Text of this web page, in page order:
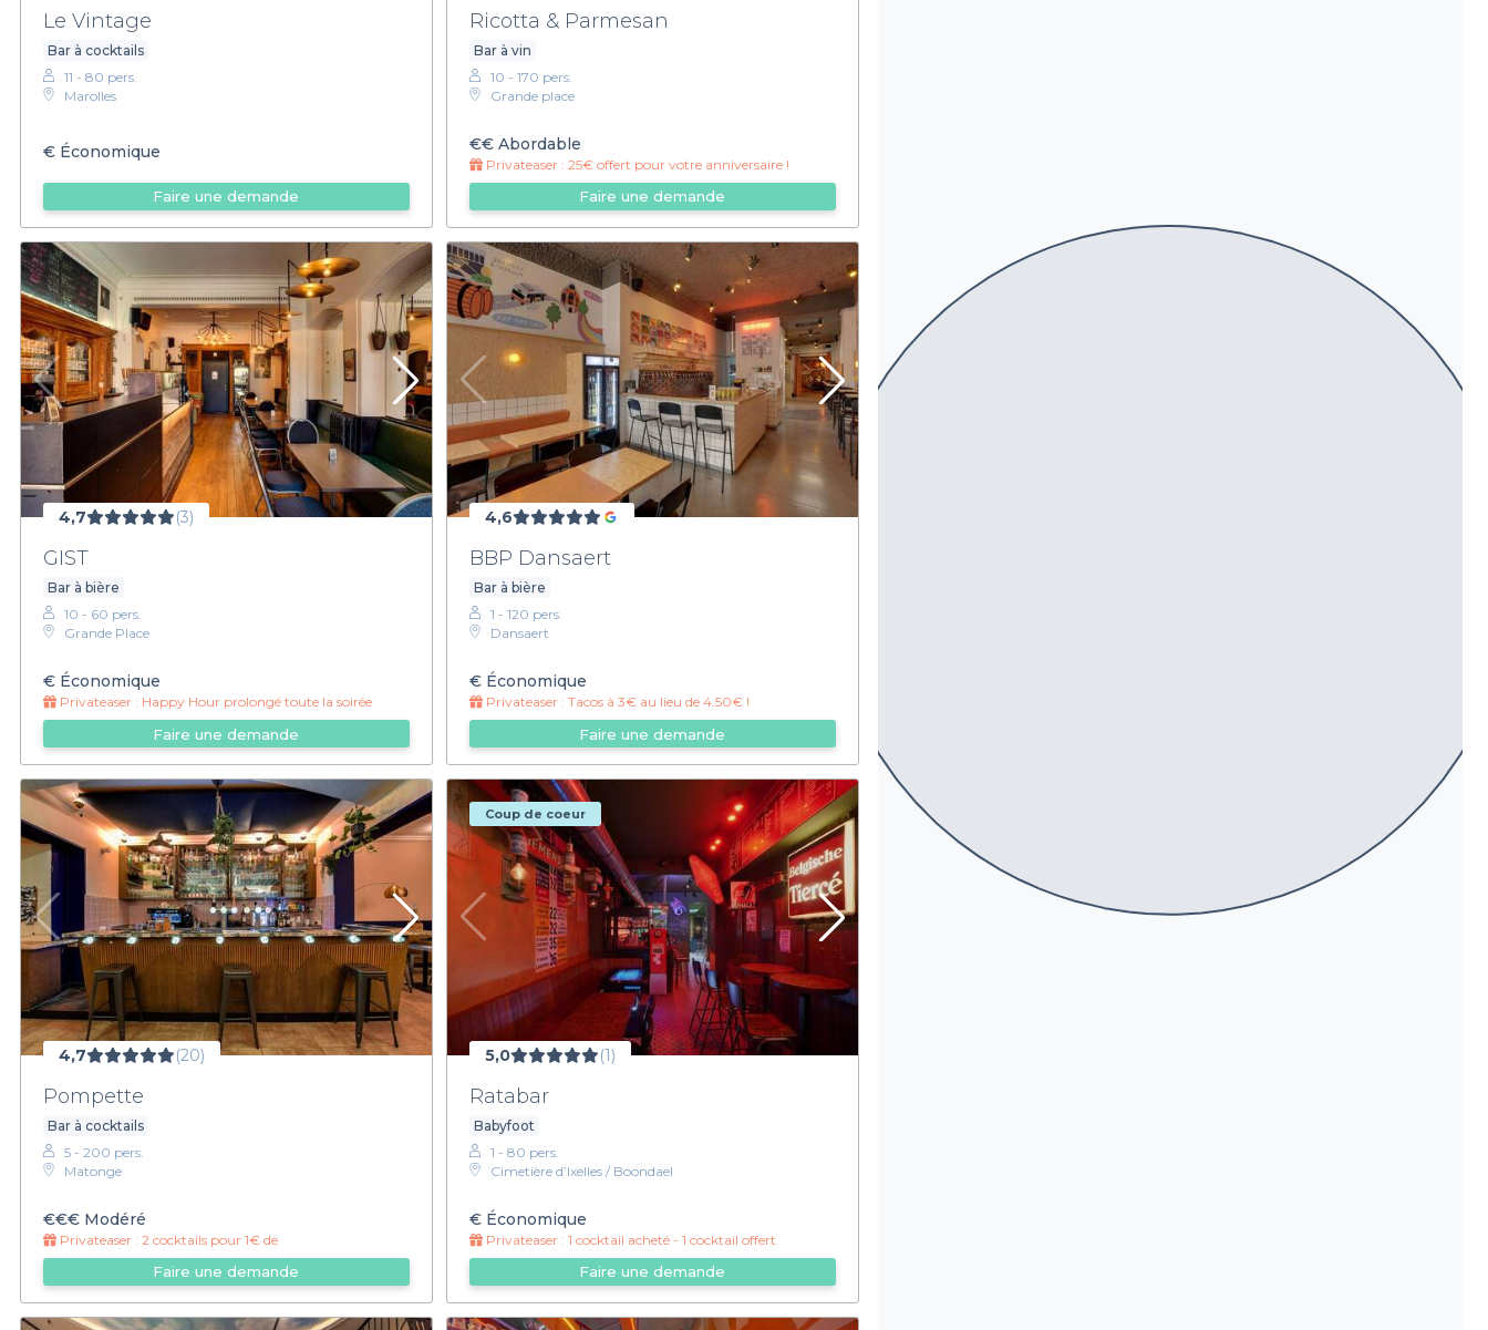
Le Vintage
Bar à cocktails
11 - 80 pers.
Marolles
€ Économique
Faire une demande
Ricotta & Parmesan
Bar à vin
10 - 170 pers.
Grande place
€€Abordable
Privateaser : 25€ offert pour votre anniversaire !
Faire une demande
4,7 (3)
GIST
Bar à bière
10 - 60 pers.
Grande Place
€ Économique
Privateaser : Happy Hour prolongé toute la soirée
Faire une demande
4,6
BBP Dansaert
Bar à bière
1 - 120 pers.
Dansaert
€Économique
Privateaser : Tacos à 3€ au lieu de 4.50€ !
Faire une demande
4,7 (20)
Pompette
Bar à cocktails
5 - 200 pers.
Matonge
€€€ Modéré
Privateaser : 2 cocktails pour 1€ de
Faire une demande
Coup de coeur
5,0 (1)
Ratabar
Babyfoot
1 - 80 pers.
Cimetière d’Ixelles / Boondael
€Économique
Privateaser : 1 cocktail acheté - 1 cocktail offert
Faire une demande